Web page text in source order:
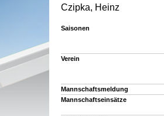
Czipka, Heinz
Saisonen
Verein
Mannschaftsmeldung
Mannschaftseinsätze